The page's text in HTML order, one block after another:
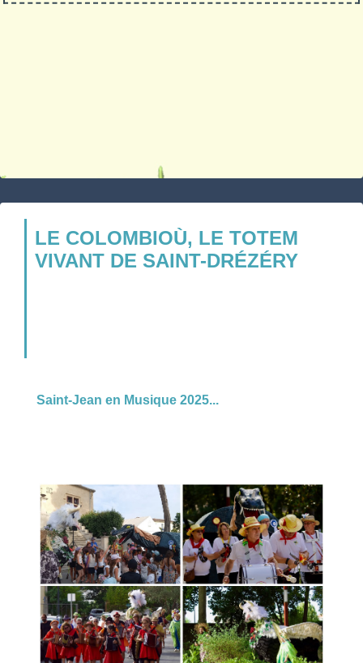
LE COLOMBIOÙ, LE TOTEM
VIVANT DE SAINT-DRÉZÉRY
Saint-Jean en Musique 2025...